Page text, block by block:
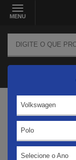
MENU
Volkswagen
Polo
Selecione o Ano